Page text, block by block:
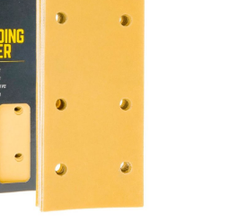
grana 360 - 70x198mm - 10 pezzi